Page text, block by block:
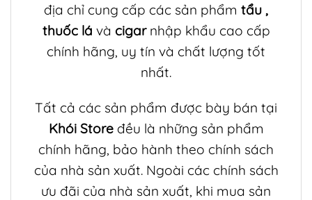
địa chỉ cung cấp các sản phẩm tẩu ,
thuốc lá và cigar nhập khẩu cao cấp
chính hãng, uy tín và chất lượng tốt
nhất.
Tất cả các sản phẩm được bày bán tại
Khói Stoređều là những sản phẩm
chính hãng, bảo hành theo chính sách
của nhà sản xuất. Ngoài các chính sách
ưu đãi của nhà sản xuất, khi mua sản